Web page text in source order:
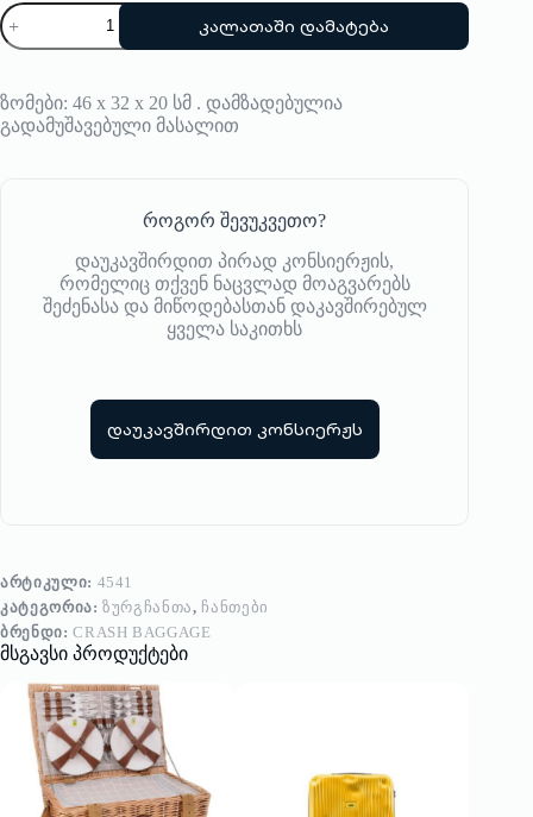
რაოდენობა:
ზურგჩანთა
CRASH
Icon
Backpack
კალათაში დამატება
ზომები: 46 x 32 x 20 სმ . დამზადებულია
გადამუშავებული მასალით
როგორ შევუკვეთო?
დაუკავშირდით პირად კონსიერჟის,
რომელიც თქვენ ნაცვლად მოაგვარებს
შეძენასა და მიწოდებასთან დაკავშირებულ
ყველა საკითხს
დაუკავშირდით კონსიერჟს
ᲐᲠᲢᲘᲙᲣᲚᲘ: 4541
ᲙᲐᲢᲔᲒᲝᲠᲘᲐ:ᲖᲣᲠᲒᲩᲐᲜᲗᲐ, ᲩᲐᲜᲗᲔᲑᲘ
ᲑᲠᲔᲜᲓᲘ:CRASH BAGGAGE
მსგავსი პროდუქტები